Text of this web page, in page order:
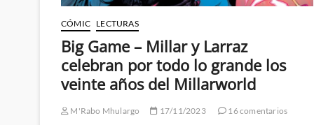
CÓMIC LECTURAS
Big Game – Millar y Larraz
celebran por todo lo grande los
veinte años del Millarworld
M'Rabo Mhulargo 17/11/2023
16 comentarios